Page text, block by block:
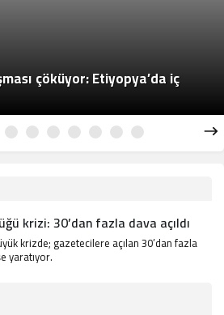
çöküyor: Etiyopya’da iç
krizi: 30’dan fazla dava açıldı
krizde; gazetecilere açılan 30’dan fazla
yaratıyor.